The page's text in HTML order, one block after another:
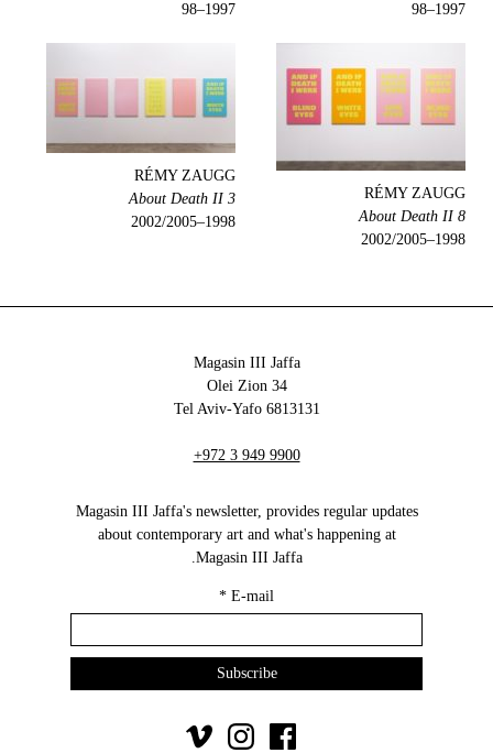
1997–98
1997–98
RÉMY ZAUGG
About Death II 8
1998–2002/2005
RÉMY ZAUGG
About Death II 3
1998–2002/2005
Magasin III Jaffa
34 Olei Zion
6813131 Tel Aviv-Yafo
+972 3 949 9900
Magasin III Jaffa's newsletter, provides regular updates
about contemporary art and what's happening at
Magasin III Jaffa.
E-mail
*